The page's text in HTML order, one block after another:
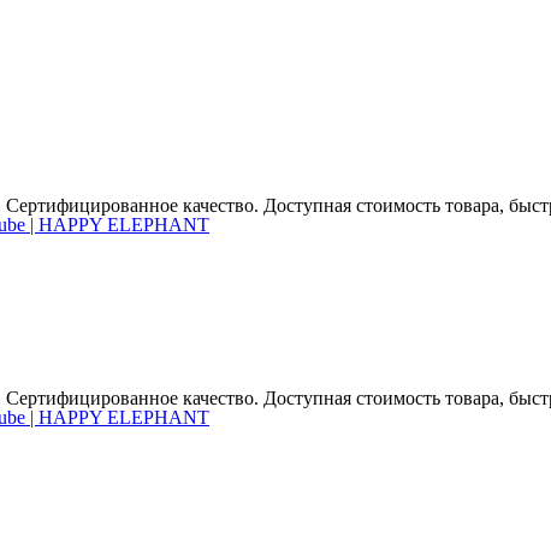
качество. Доступная стоимость товара,
качество. Доступная стоимость товара,